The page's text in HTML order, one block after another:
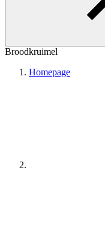
Broodkruimel
Homepage